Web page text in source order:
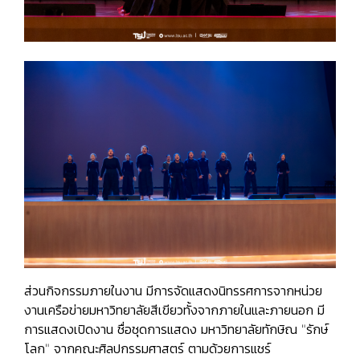
ส่วนกิจกรรมภายในงาน มีการจัดแสดงนิทรรศการจากหน่วย
งานเครือข่ายมหาวิทยาลัยสีเขียวทั้งจากภายในและภายนอก มี
การแสดงเปิดงาน ชื่อชุดการแสดง มหาวิทยาลัยทักษิณ "รักษ์
โลก" จากคณะศิลปกรรมศาสตร์ ตามด้วยการแชร์